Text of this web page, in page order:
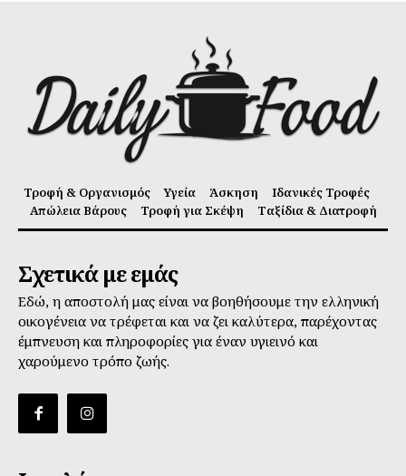
Τροφή & Οργανισμός Υγεία Άσκηση
Ιδανικές Τροφές
Απώλεια Βάρους
Τροφή για Σκέψη Ταξίδια & Διατροφή
Σχετικά με εμάς
Εδώ, η αποστολή μας είναι να βοηθήσουμε την ελληνική
οικογένεια να τρέφεται και να ζει καλύτερα, παρέχοντας
έμπνευση και πληροφορίες για έναν υγιεινό και
χαρούμενο τρόπο ζωής.